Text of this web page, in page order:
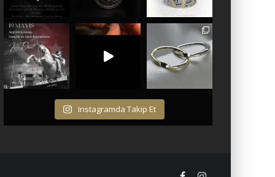
Instagramda Takip Et